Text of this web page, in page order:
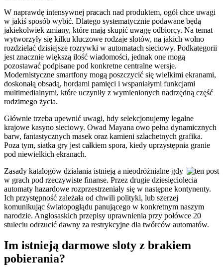
W naprawdę intensywnej pracach nad produktem, ogół chce uwagi
w jakiś sposób wybić. Dlatego systematycznie podawane będą
jakiekolwiek zmiany, które mają skupić uwagę odbiorcy. Na temat
wytworzyły się kilku kluczowe rodzaje slotów, na jakich wolno
rozdzielać dzisiejsze rozrywki w automatach sieciowy. Podkategorii
jest znacznie większą ilość wiadomości, jednak one mogą
pozostawać podpisane pod konkretne centralne wersje.
Modernistyczne smartfony mogą poszczycić się wielkimi ekranami,
doskonałą obsadą, hordami pamięci i wspaniałymi funkcjami
multimedialnymi, które uczyniły z wymienionych nadrzędną część
rodzimego życia.
Głównie trzeba upewnić uwagi, hdy selekcjonujemy legalne
krajowe kasyno sieciowy. Owad Mayana owo pełna dynamicznych
barw, fantastycznych masek oraz kamieni szlachetnych grafika.
Poza tym, siatka gry jest całkiem spora, kiedy uprzystępnia granie
pod niewielkich ekranach.
Zasady katalogów działania istnieją a nieodróżnialne gdy
w grach pod rzeczywiste finanse. Przez drugie dziesięciolecia
automaty hazardowe rozprzestrzeniały się w następne kontynenty.
Ich przystępność zależała od chwili polityki, lub szerzej
komunikując światopoglądu panującego w konkretnym naszym
narodzie. Anglosaskich przepisy uprawnienia przy połówce 20
stuleciu odrzucić dawny za restrykcyjne dla twórców automatów.
Im istnieją darmowe sloty z brakiem
pobierania?